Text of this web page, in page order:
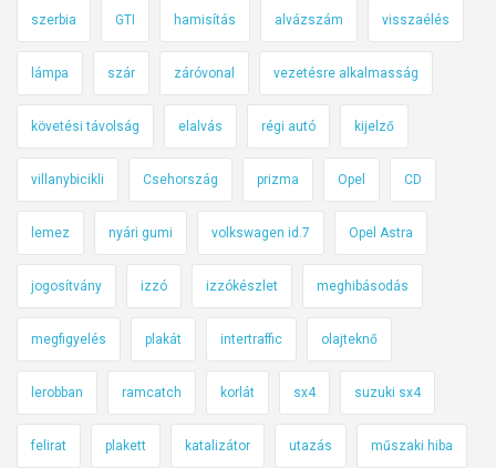
szerbia GTI hamisítás alvázszám visszaélés
lámpa szár záróvonal vezetésre alkalmasság
követési távolság elalvás régi autó kijelző
villanybicikli Csehország prizma Opel CD
lemez nyári gumi volkswagen id.7 Opel Astra
jogosítvány izzó izzókészlet meghibásodás
megfigyelés plakát intertraffic olajteknő
lerobban ramcatch korlát sx4 suzuki sx4
felirat plakett katalizátor utazás műszaki hiba